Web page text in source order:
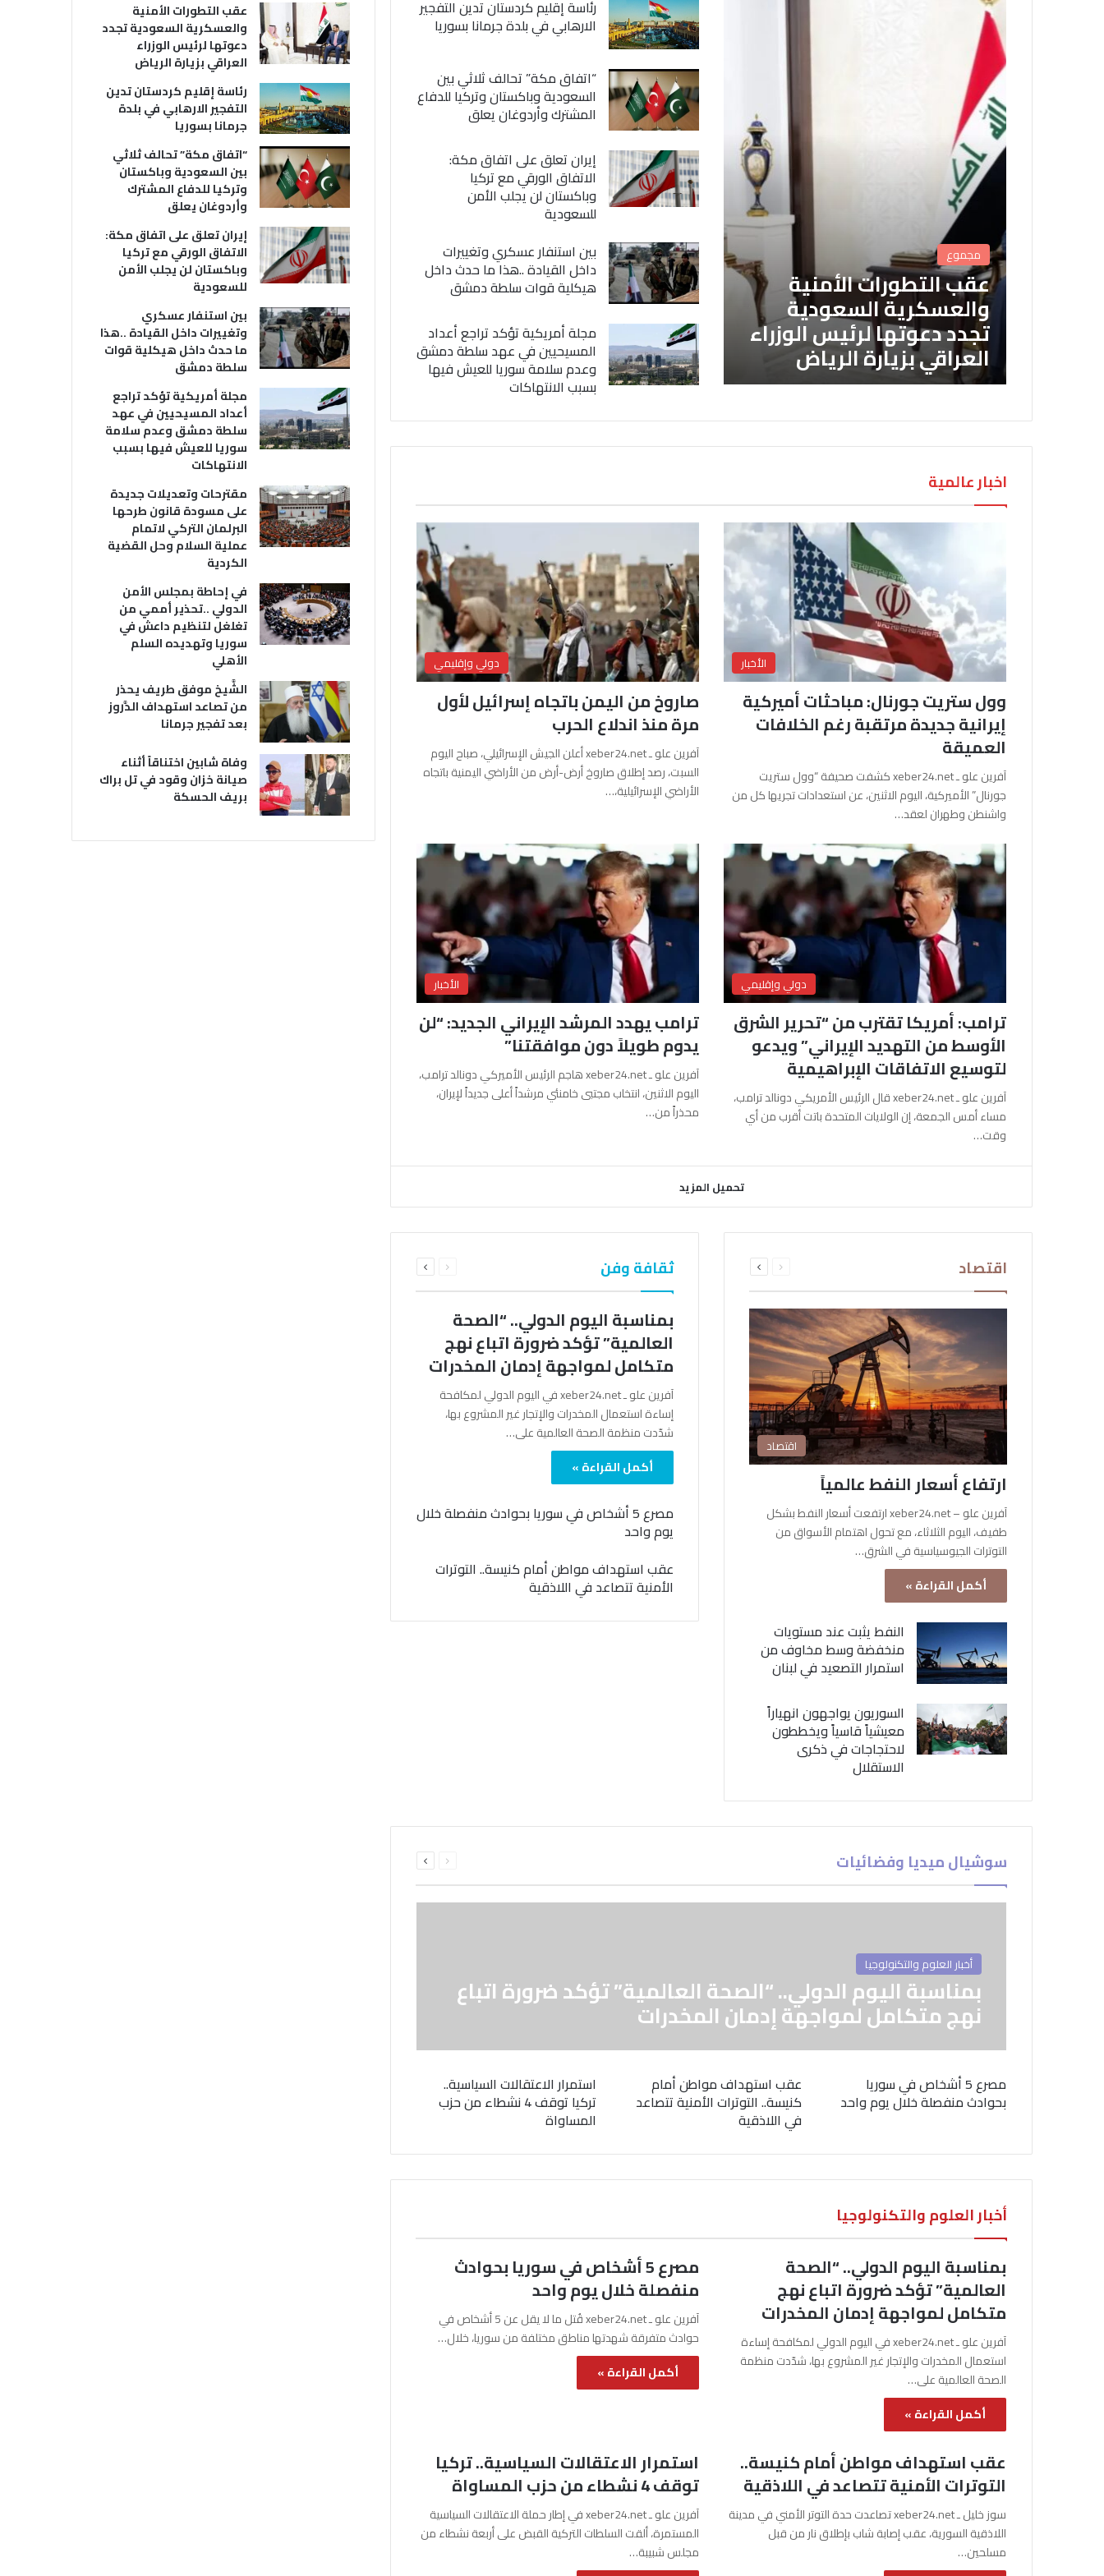
مجموع
عقب التطورات الأمنية
والعسكرية السعودية
تجدد دعوتها لرئيس الوزراء
العراقي بزيارة الرياض
رئاسة إقليم كردستان تدين التفجير
الارهابي في بلدة جرمانا بسوريا
“اتفاق مكة” تحالف ثلاثي بين
السعودية وباكستان وتركيا للدفاع
المشترك وأردوغان يعلق
إيران تعلق على اتفاق مكة:
الاتفاق الورقي مع تركيا
وباكستان لن يجلب الأمن
للسعودية
بين استنفار عسكري وتغييرات
داخل القيادة ..هذا ما حدث داخل
هيكلية قوات سلطة دمشق
مجلة أمريكية تؤكد تراجع أعداد
المسيحيين في عهد سلطة دمشق
وعدم سلامة سوريا للعيش فيها
بسبب الانتهاكات
اخبار عالمية
الأخبار
وول ستريت جورنال: مباحثات أميركية
إيرانية جديدة مرتقبة رغم الخلافات
العميقة
آفرين علو ـ xeber24.net كشفت صحيفة “وول ستريت
جورنال” الأميركية، اليوم الاثنين، عن استعدادات تجريها كل من
واشنطن وطهران لعقد…
دولي وإقليمي
صاروخ من اليمن باتجاه إسرائيل لأول
مرة منذ اندلاع الحرب
آفرين علو ـ xeber24.net أعلن الجيش الإسرائيلي، صباح اليوم
السبت، رصد إطلاق صاروخ أرض-أرض من الأراضي اليمنية باتجاه
الأراضي الإسرائيلية،…
دولي وإقليمي
ترامب: أمريكا تقترب من “تحرير الشرق
الأوسط من التهديد الإيراني” ويدعو
لتوسيع الاتفاقات الإبراهيمية
آفرين علو ـ xeber24.net قال الرئيس الأمريكي دونالد ترامب،
مساء أمس الجمعة، إن الولايات المتحدة باتت أقرب من أي
وقت…
الأخبار
ترامب يهدد المرشد الإيراني الجديد: “لن
يدوم طويلاً دون موافقتنا”
آفرين علو ـ xeber24.net هاجم الرئيس الأميركي دونالد ترامب،
اليوم الاثنين، انتخاب مجتبى خامنئي مرشداً أعلى جديداً لإيران،
محذراً من…
تحميل المزيد
اقتصاد الصفحةالصفحة
اقتصاد
ارتفاع أسعار النفط عالمياً
آفرين علو – xeber24.net ارتفعت أسعار النفط بشكل
طفيف، اليوم الثلاثاء، مع تحول اهتمام الأسواق من
التوترات الجيوسياسية في الشرق…
أكمل القراءة »
النفط يثبت عند مستويات
منخفضة وسط مخاوف من
استمرار التصعيد في لبنان
السوريون يواجهون انهياراً
معيشياً قاسياً ويخططون
لاحتجاجات في ذكرى
الاستقلال
ثقافة وفن الصفحةالصفحة
بمناسبة اليوم الدولي.. “الصحة
العالمية” تؤكد ضرورة اتباع نهج
متكامل لمواجهة إدمان المخدرات
آفرين علو ـ xeber24.net في اليوم الدولي لمكافحة
إساءة استعمال المخدرات والإتجار غير المشروع بها،
شدّدت منظمة الصحة العالمية على…
أكمل القراءة »
مصرع 5 أشخاص في سوريا بحوادث منفصلة خلال
يوم واحد
عقب استهداف مواطن أمام كنيسة.. التوترات
الأمنية تتصاعد في اللاذقية
سوشيال ميديا وفضائيات الصفحةالصفحة
أخبار العلوم والتكنولوجيا
بمناسبة اليوم الدولي.. “الصحة العالمية” تؤكد ضرورة اتباع
نهج متكامل لمواجهة إدمان المخدرات
مصرع 5 أشخاص في سوريا
بحوادث منفصلة خلال يوم واحد
عقب استهداف مواطن أمام
كنيسة.. التوترات الأمنية تتصاعد
في اللاذقية
استمرار الاعتقالات السياسية..
تركيا توقف 4 نشطاء من حزب
المساواة
أخبار العلوم والتكنولوجيا
بمناسبة اليوم الدولي.. “الصحة
العالمية” تؤكد ضرورة اتباع نهج
متكامل لمواجهة إدمان المخدرات
آفرين علو ـ xeber24.net في اليوم الدولي لمكافحة إساءة
استعمال المخدرات والإتجار غير المشروع بها، شدّدت منظمة
الصحة العالمية على…
أكمل القراءة »
مصرع 5 أشخاص في سوريا بحوادث
منفصلة خلال يوم واحد
آفرين علو ـ xeber24.net قُتل ما لا يقل عن 5 أشخاص في
حوادث متفرقة شهدتها مناطق مختلفة من سوريا، خلال…
أكمل القراءة »
عقب استهداف مواطن أمام كنيسة..
التوترات الأمنية تتصاعد في اللاذقية
سوز خليل ـ xeber24.net تصاعدت حدة التوتر الأمني في مدينة
اللاذقية السورية، عقب إصابة شاب بإطلاق نار من قبل
مسلحين…
استمرار الاعتقالات السياسية.. تركيا
توقف 4 نشطاء من حزب المساواة
آفرين علو ـ xeber24.net في إطار حملة الاعتقالات السياسية
المستمرة، ألقت السلطات التركية القبض على أربعة نشطاء من
مجلس شبيبة…
عقب التطورات الأمنية
والعسكرية السعودية تجدد
دعوتها لرئيس الوزراء
العراقي بزيارة الرياض
رئاسة إقليم كردستان تدين
التفجير الارهابي في بلدة
جرمانا بسوريا
“اتفاق مكة” تحالف ثلاثي
بين السعودية وباكستان
وتركيا للدفاع المشترك
وأردوغان يعلق
إيران تعلق على اتفاق مكة:
الاتفاق الورقي مع تركيا
وباكستان لن يجلب الأمن
للسعودية
بين استنفار عسكري
وتغييرات داخل القيادة ..هذا
ما حدث داخل هيكلية قوات
سلطة دمشق
مجلة أمريكية تؤكد تراجع
أعداد المسيحيين في عهد
سلطة دمشق وعدم سلامة
سوريا للعيش فيها بسبب
الانتهاكات
مقترحات وتعديلات جديدة
على مسودة قانون طرحها
البرلمان التركي لاتمام
عملية السلام وحل القضية
الكردية
في إحاطة بمجلس الأمن
الدولي ..تحذير أممي من
تغلغل لتنظيم داعش في
سوريا وتهديده السلم
الأهلي
الشَّيخ موفق طريف يحذر
من تصاعد استهداف الدَّروز
بعد تفجير جرمانا
وفاة شابين اختناقاً أثناء
صيانة خزان وقود في تل براك
بريف الحسكة